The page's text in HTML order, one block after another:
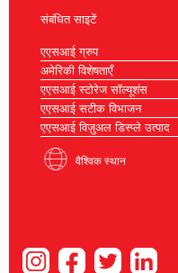
संबंधित साइटें
एएसआई ग्रुप
अमेरिकी विशेषताएँ
एएसआई स्टोरेज सॉल्यूशंस
एएसआई सटीक विभाजन
एएसआई विज़ुअल डिस्प्ले उत्पाद
वैश्विक स्थान